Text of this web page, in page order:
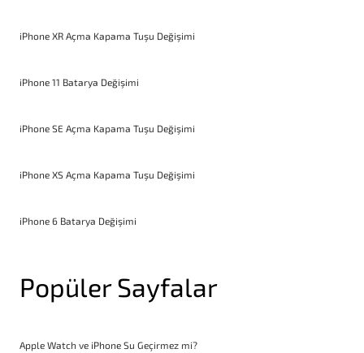
iPhone XR Açma Kapama Tuşu Değişimi
iPhone 11 Batarya Değişimi
iPhone SE Açma Kapama Tuşu Değişimi
iPhone XS Açma Kapama Tuşu Değişimi
iPhone 6 Batarya Değişimi
Popüler Sayfalar
Apple Watch ve iPhone Su Geçirmez mi?